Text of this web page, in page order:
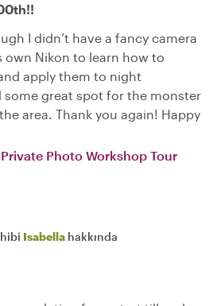
I didn’t have a fancy camera
own Nikon to learn how to
apply them to night
some great spot for the monster
area. Thank you again! Happy
Photo Workshop Tour
Isabella hakkında